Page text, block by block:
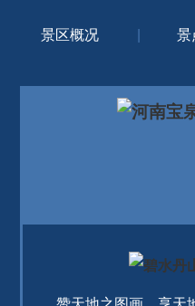
景区概况 景